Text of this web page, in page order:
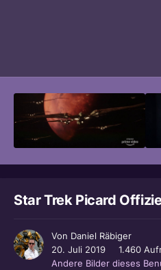
Star Trek Picard
Von Daniel Räbiger
20. Juli 2019
1.460
Andere Bilder dieses